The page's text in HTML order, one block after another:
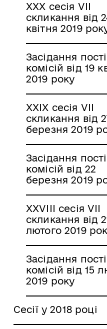
XXX сесія VII
скликання від
квітня 2019
Засідання
комісій від 19
2019 року
XXIX сесія VII
скликання від
березня 2019
Засідання
комісій від 22
березня 2019
XXVIII сесія VII
скликання від
лютого 2019
Засідання
комісій від 15
2019 року
Сесії у 2018 році